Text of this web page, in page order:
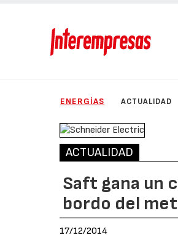
ENERGÍAS ACTUALIDAD
ACTUALIDAD
Saft gana un
bordo del
17/12/2014